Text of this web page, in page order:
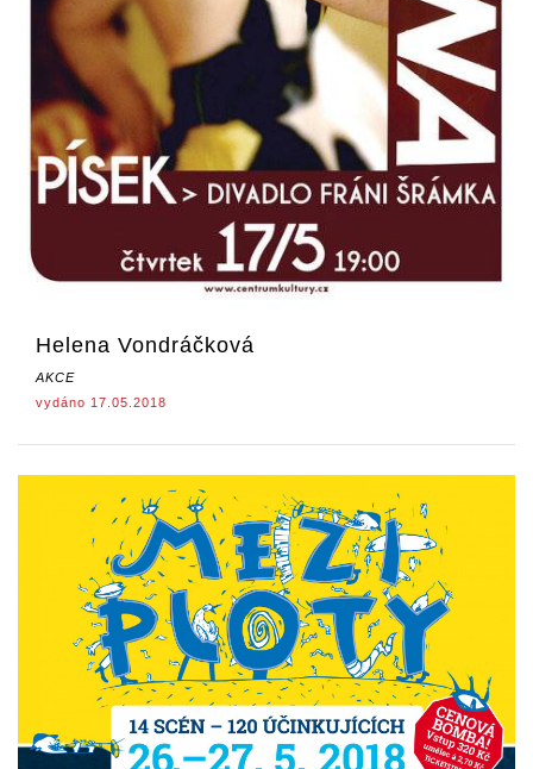
Helena Vondráčková
AKCE
vydáno 17.05.2018